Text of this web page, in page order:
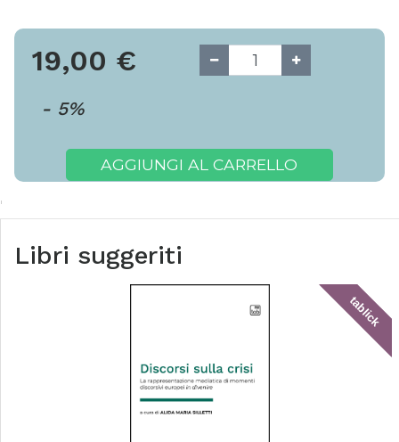
19,00 €
- 5%
AGGIUNGI AL CARRELLO
Libri suggeriti
tablick